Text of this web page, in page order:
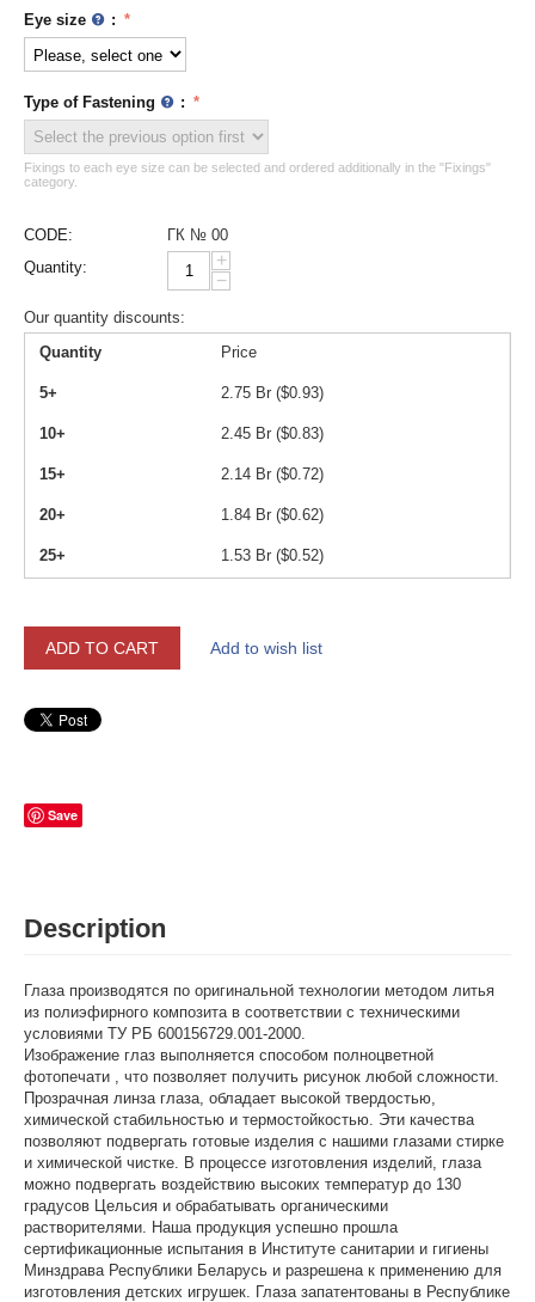
Eye size :
Type of Fastening :
Fixings to each eye size can be selected and ordered additionally in the "Fixings"
category.
CODE:
ГК № 00
Quantity:
+
−
Our quantity discounts:
Quantity
Price
5+ 2.75 Br ($0.93)
10+ 2.45 Br ($0.83)
15+ 2.14 Br ($0.72)
20+ 1.84 Br ($0.62)
25+ 1.53 Br ($0.52)
ADD TO CART Add to wish list
Save
Description
Глаза производятся по оригинальной технологии методом литья
из полиэфирного композита в соответствии с техническими
условиями ТУ РБ 600156729.001-2000.
Изображение глаз выполняется способом полноцветной
фотопечати , что позволяет получить рисунок любой сложности.
Прозрачная линза глаза, обладает высокой твердостью,
химической стабильностью и термостойкостью. Эти качества
позволяют подвергать готовые изделия с нашими глазами стирке
и химической чистке. В процессе изготовления изделий, глаза
можно подвергать воздействию высоких температур до 130
градусов Цельсия и обрабатывать органическими
растворителями. Наша продукция успешно прошла
сертификационные испытания в Институте санитарии и гигиены
Минздрава Республики Беларусь и разрешена к применению для
изготовления детских игрушек. Глаза запатентованы в Республике